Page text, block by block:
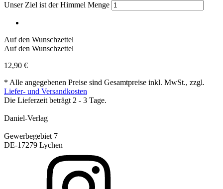
Unser Ziel ist der Himmel Menge
Auf den Wunschzettel
Auf den Wunschzettel
12,90 €
* Alle angegebenen Preise sind Gesamtpreise inkl. MwSt., zzgl.
Liefer- und Versandkosten
Die Lieferzeit beträgt 2 - 3 Tage.
Daniel-Verlag
Gewerbegebiet 7
DE-17279 Lychen